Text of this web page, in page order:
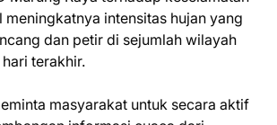
meningkatnya intensitas hujan yang
dan petir di sejumlah wilayah
terakhir.
masyarakat untuk secara aktif